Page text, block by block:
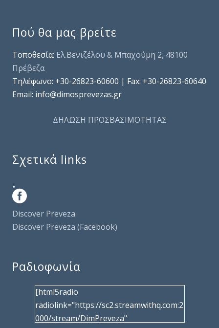
Πού θα μας βρείτε
Τοποθεσία: Ελ.Βενιζέλου & Μπαχούμη 2, 48100
Πρέβεζα
Τηλέφωνo: +30-26823-60600 | Fax: +30-26823-60640
Email: info@dimosprevezas.gr
ΔΗΛΩΣΗ ΠΡΟΣΒΑΣΙΜΟΤΗΤΑΣ
Σχετικά links
.
Discover Preveza
Discover Preveza (Facebook)
Ραδιοφωνία
[html5radio
radiolink="https://sc2.streamwithq.com:2
000/stream/DimPreveza"